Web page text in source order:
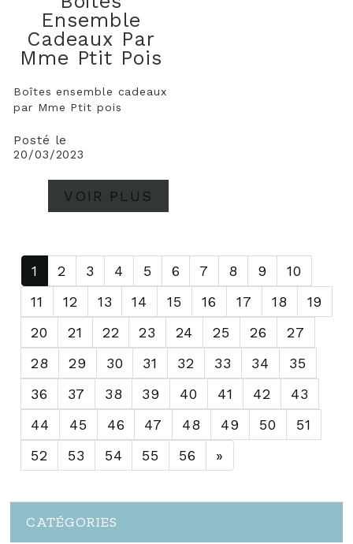
Ensemble
Cadeaux Par
Mme Ptit Pois
Boîtes ensemble cadeaux
par Mme Ptit pois
Posté le
20/03/2023
VOIR PLUS
1 2 3 4 5 6 7 8 9
10
11
12 13 14 15 16 17 18
19
20
21 22 23 24 25 26
27
28
29 30 31 32 33 34
35
36
37 38 39 40 41 42
43
44
45 46 47 48 49 50
51
52
53 54 55 56 »
CATÉGORIES